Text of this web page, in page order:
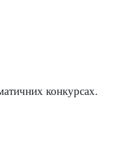
конкурсах.